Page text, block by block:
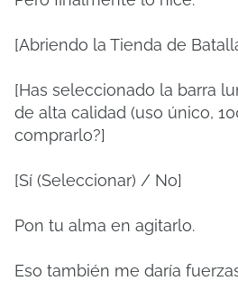
[Abriendo la Tienda de
[Has seleccionado la barra
de alta calidad (uso único,
comprarlo?]
[Sí (Seleccionar) / No]
Pon tu alma en agitarlo.
Eso también me daría